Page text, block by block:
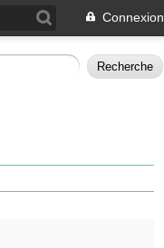
Connexion